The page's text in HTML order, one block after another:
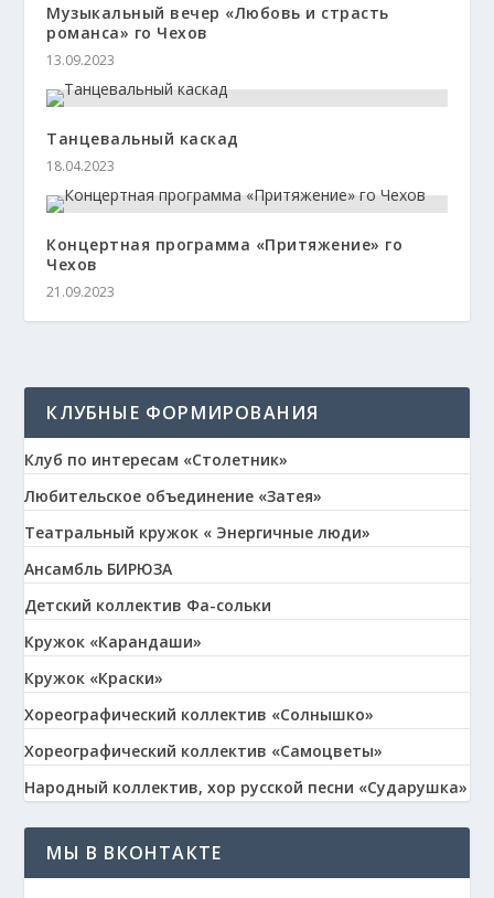
Музыкальный вечер «Любовь и страсть
романса» го Чехов
13.09.2023
Танцевальный каскад
18.04.2023
Концертная программа «Притяжение» го
Чехов
21.09.2023
КЛУБНЫЕ ФОРМИРОВАНИЯ
Клуб по интересам «Столетник»
Любительское объединение «Затея»
Театральный кружок « Энергичные люди»
Ансамбль БИРЮЗА
Детский коллектив Фа-сольки
Кружок «Карандаши»
Кружок «Краски»
Хореографический коллектив «Солнышко»
Хореографический коллектив «Самоцветы»
Народный коллектив, хор русской песни «Сударушка»
МЫ В ВКОНТАКТЕ